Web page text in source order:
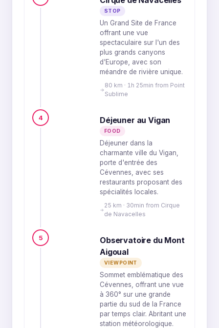
STOP
Un Grand Site de France
offrant une vue
spectaculaire sur l'un des
plus grands canyons
d'Europe, avec son
méandre de rivière unique.
80 km · 1h 25min from Point
Sublime
4 Déjeuner au Vigan
FOOD
Déjeuner dans la
charmante ville du Vigan,
porte d'entrée des
Cévennes, avec ses
restaurants proposant des
spécialités locales.
25 km · 30min from Cirque
de Navacelles
5
Observatoire du Mont
Aigoual
VIEWPOINT
Sommet emblématique des
Cévennes, offrant une vue
à 360° sur une grande
partie du sud de la France
par temps clair. Abritant une
station météorologique.